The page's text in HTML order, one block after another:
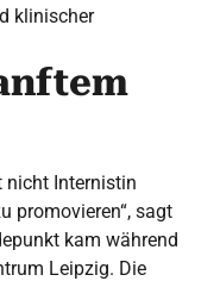
klinischer
nicht Internistin
promovieren“, sagt
kam während
Leipzig. Die